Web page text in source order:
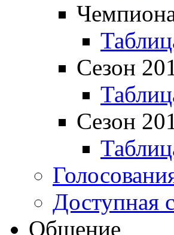
Сезон
Сезон
Доступная
Общение